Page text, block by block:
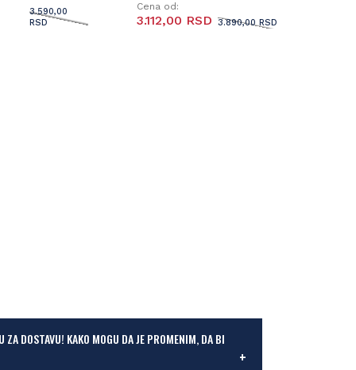
3.590,00
RSD
Cena od:
3.890,00 RSD
3.112,00 RSD
ZA DOSTAVU! KAKO MOGU DA JE PROMENIM, DA BI